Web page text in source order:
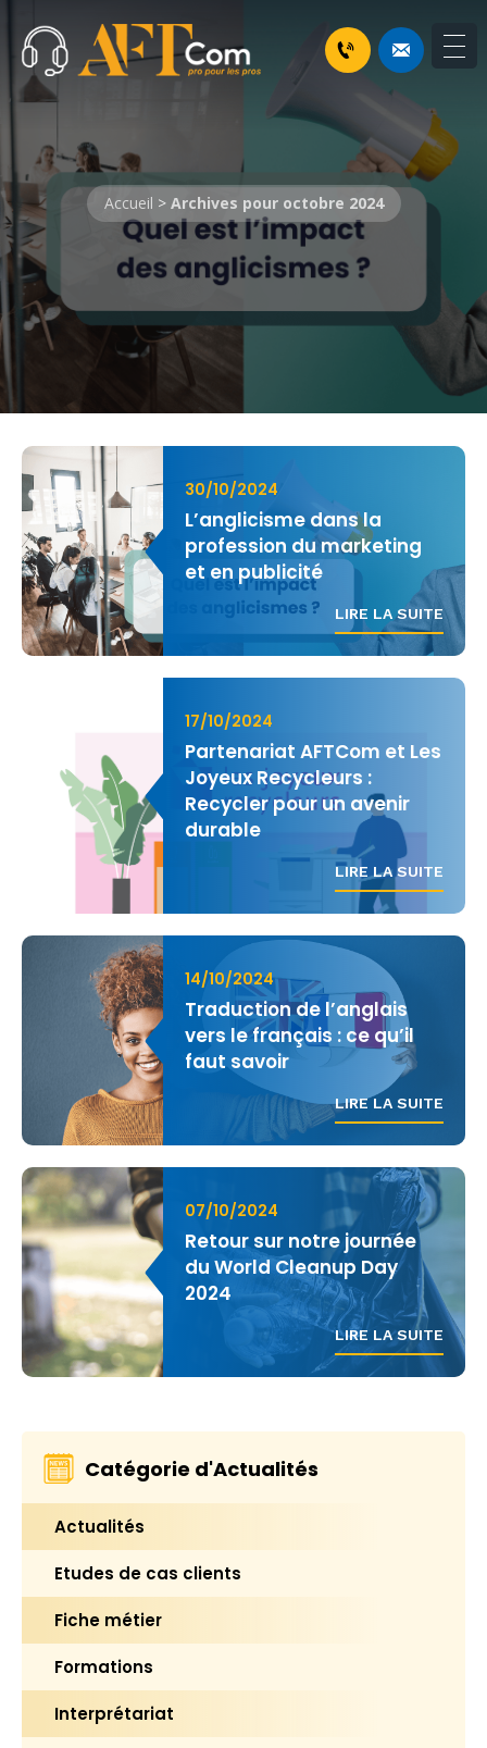
Accueil > Archives pour octobre 2024
30/10/2024
L’anglicisme dans la
profession du marketing
et en publicité
LIRE LA SUITE
17/10/2024
Partenariat AFTCom et Les
Joyeux Recycleurs :
Recycler pour un avenir
durable
LIRE LA SUITE
14/10/2024
Traduction de l’anglais
vers le français : ce qu’il
faut savoir
LIRE LA SUITE
07/10/2024
Retour sur notre journée
du World Cleanup Day
2024
LIRE LA SUITE
Catégorie d'Actualités
Actualités
Etudes de cas clients
Fiche métier
Formations
Interprétariat